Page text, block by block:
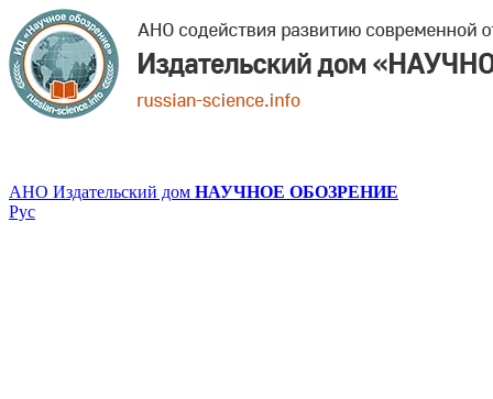
АНО Издательский дом НАУЧНОЕ ОБОЗРЕНИЕ
Рус